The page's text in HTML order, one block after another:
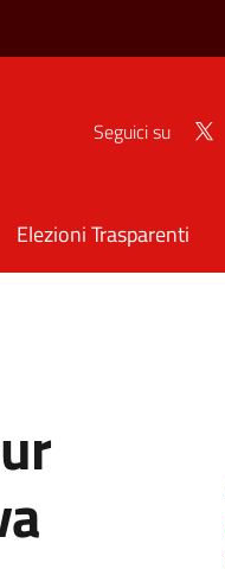
Seguici su
Elezioni Trasparenti